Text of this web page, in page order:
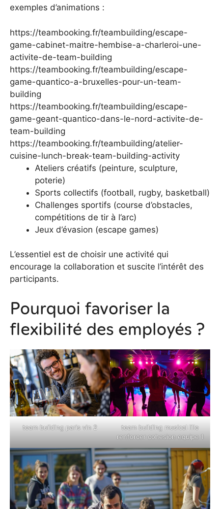
exemples d’animations :
https://teambooking.fr/teambuilding/escape-
game-cabinet-maitre-hembise-a-charleroi-une-
activite-de-team-building
https://teambooking.fr/teambuilding/escape-
game-quantico-a-bruxelles-pour-un-team-
building
https://teambooking.fr/teambuilding/escape-
game-geant-quantico-dans-le-nord-activite-de-
team-building
https://teambooking.fr/teambuilding/atelier-
cuisine-lunch-break-team-building-activity
Ateliers créatifs (peinture, sculpture,
poterie)
Sports collectifs (football, rugby, basketball)
Challenges sportifs (course d’obstacles,
compétitions de tir à l’arc)
Jeux d’évasion (escape games)
L’essentiel est de choisir une activité qui
encourage la collaboration et suscite l’intérêt des
participants.
Pourquoi favoriser la
flexibilité des employés ?
team building paris vin 2
team building musical lille
renforcer cohesion equipe 1